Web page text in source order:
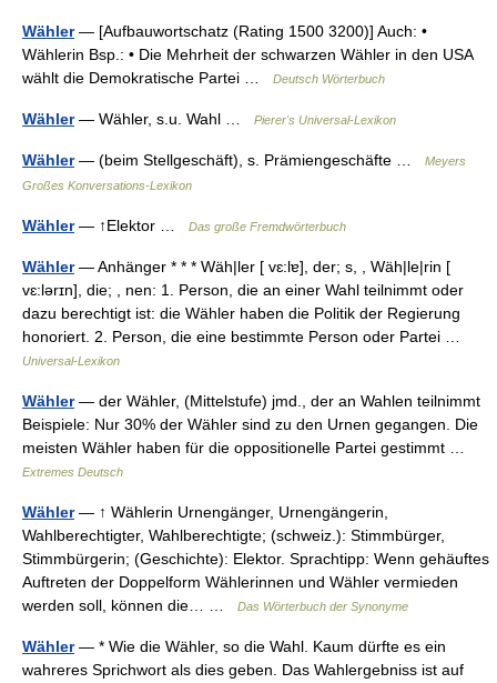
Wähler— [Aufbauwortschatz (Rating 1500 3200)] Auch: •
Wählerin Bsp.: • Die Mehrheit der schwarzen Wähler in den USA
wählt die Demokratische Partei …
Deutsch Wörterbuch
Wähler— Wähler, s.u. Wahl … Pierer's Universal-Lexikon
Wähler— (beim Stellgeschäft), s. Prämiengeschäfte …
Meyers
Großes Konversations-Lexikon
Wähler— ↑Elektor … Das große Fremdwörterbuch
Wähler— Anhänger * * * Wäh|ler [ vɛ:lɐ], der; s, , Wäh|le|rin [
vɛ:lərɪn], die; , nen: 1. Person, die an einer Wahl teilnimmt oder
dazu berechtigt ist: die Wähler haben die Politik der Regierung
honoriert. 2. Person, die eine bestimmte Person oder Partei …
Universal-Lexikon
Wähler— der Wähler, (Mittelstufe) jmd., der an Wahlen teilnimmt
Beispiele: Nur 30% der Wähler sind zu den Urnen gegangen. Die
meisten Wähler haben für die oppositionelle Partei gestimmt …
Extremes Deutsch
Wähler— ↑ Wählerin Urnengänger, Urnengängerin,
Wahlberechtigter, Wahlberechtigte; (schweiz.): Stimmbürger,
Stimmbürgerin; (Geschichte): Elektor. Sprachtipp: Wenn gehäuftes
Auftreten der Doppelform Wählerinnen und Wähler vermieden
werden soll, können die… …
Das Wörterbuch der Synonyme
Wähler— * Wie die Wähler, so die Wahl. Kaum dürfte es ein
wahreres Sprichwort als dies geben. Das Wahlergebniss ist auf